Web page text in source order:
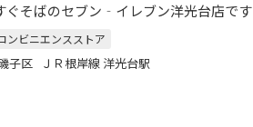
ぐそばのセブン‐イレブン洋光台店です
ンビニエンスストア
子区 ＪＲ根岸線 洋光台駅